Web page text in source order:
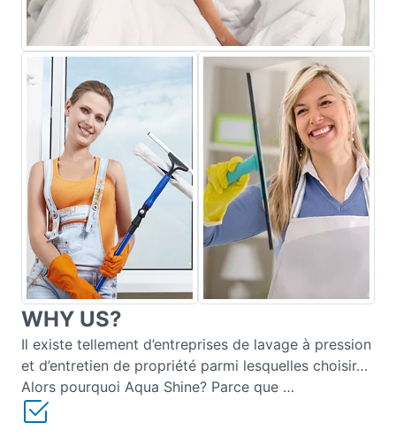
WHY US?
Il existe tellement d’entreprises de lavage à pression
et d’entretien de propriété parmi lesquelles choisir…
Alors pourquoi Aqua Shine? Parce que …